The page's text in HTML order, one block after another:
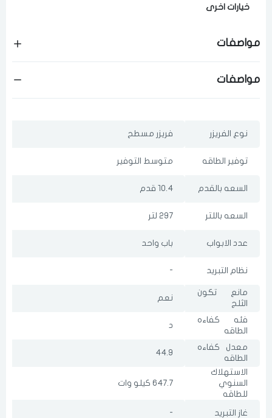
خيارات اخرى
مواصفات
مواصفات
نوع الفريزر فريزر مسطح
توفير الطاقه متوسط التوفير
السعه بالقدم 10.4 قدم
السعه باللتر 297 لتر
عدد الابواب باب واحد
نظام التبريد -
مانع تكون
الثلج
نعم
فئه كفاءه
الطاقه
د
معدل كفاءه
الطاقه
44.9
الاستهلاك
السنوي
للطاقه
647.7 كيلو وات
غاز التبريد -
لقد قرأت ووافقت علىالشروط والاحكام
اختر المدينة
للسلة مؤخرا